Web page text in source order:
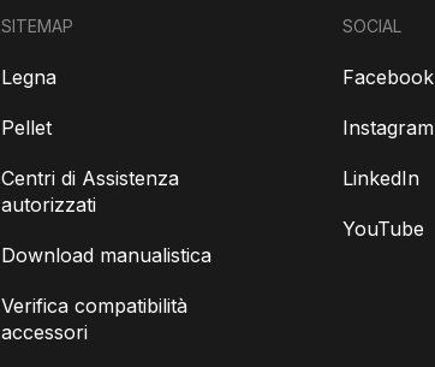
SITEMAP
Legna
Pellet
Centri di Assistenza
autorizzati
Download manualistica
Verifica compatibilità
accessori
SOCIAL
Facebook
Instagram
LinkedIn
YouTube